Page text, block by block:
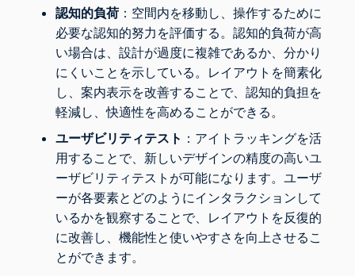
認知的負荷 ：空間内を移動し、操作するために
必要な認知的努力を評価する。認知的負荷が高
い場合は、設計が過度に複雑であるか、分かり
にくいことを示している。レイアウトを簡素化
し、案内表示を改善することで、認知的負担を
軽減し、快適性を高めることができる。
ユーザビリティテスト ：アイトラッキングを活
用することで、新しいデザインの精度の高いユ
ーザビリティテストが可能になります。ユーザ
ーが各要素とどのようにインタラクションして
いるかを観察することで、レイアウトを反復的
に改善し、機能性と使いやすさを向上させるこ
とができます。